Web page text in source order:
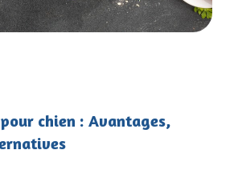
pour chien : Avantages,